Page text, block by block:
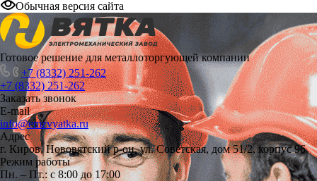
Обычная версия сайта
Готовое решение для металлоторгующей компании
+7 (8332) 251-262
+7 (8332) 251-262
Заказать звонок
E-mail
info@emzvyatka.ru
Адрес
г. Киров, Нововятский р-он, ул. Советская, дом 51/2, корпус 96
Режим работы
Пн. – Пт.: с 8:00 до 17:00